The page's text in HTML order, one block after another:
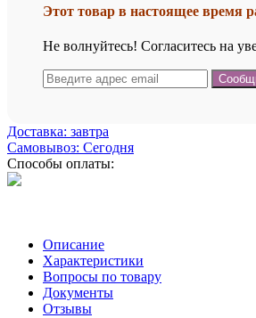
Этот товар в настоящее время
Не волнуйтесь! Согласитесь на
Доставка: завтра
Самовывоз: Сегодня
Способы оплаты:
Описание
Характеристики
Вопросы по товару
Документы
Отзывы